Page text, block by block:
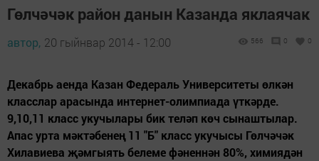
Гөлчәчәк район данын Казанда яклаячак
автор, 20 гыйнвар 2014 - 12:00 566 0 0
Декабрь аенда Казан Федераль Университеты өлкән
класслар арасында интернет-олимпиада үткәрде.
9,10,11 класс укучылары бик теләп көч сынаштылар.
Апас урта мәктәбенең 11 "Б" класс укучысы Гөлчәчәк
Хилавиева җәмгыять белеме фәненнән 80%, химиядән